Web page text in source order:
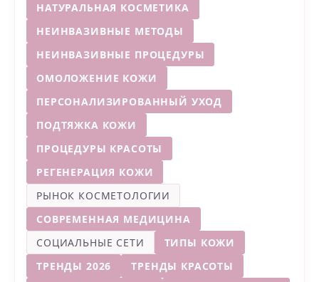
НАТУРАЛЬНАЯ КОСМЕТИКА
НЕИНВАЗИВНЫЕ МЕТОДЫ
НЕИНВАЗИВНЫЕ ПРОЦЕДУРЫ
ОМОЛОЖЕНИЕ КОЖИ
ПЕРСОНАЛИЗИРОВАННЫЙ УХОД
ПОДТЯЖКА КОЖИ
ПРОЦЕДУРЫ КРАСОТЫ
РЕГЕНЕРАЦИЯ КОЖИ
РЫНОК КОСМЕТОЛОГИИ
СОВРЕМЕННАЯ МЕДИЦИНА
СОЦИАЛЬНЫЕ СЕТИ
ТИПЫ КОЖИ
ТРЕНДЫ 2026
ТРЕНДЫ КРАСОТЫ